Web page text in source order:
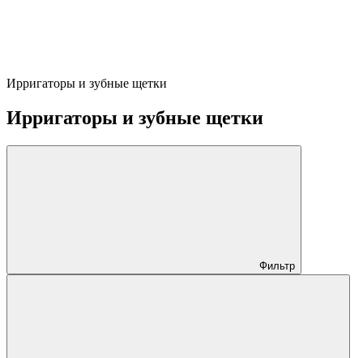
Ирригаторы и зубные щетки
Ирригаторы и зубные щетки
Фильтр